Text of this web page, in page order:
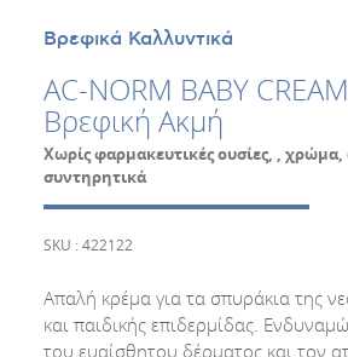
Βρεφικά Καλλυντικά
AC-NORM BABY
Βρεφική Ακμή
Χωρίς φαρμακευτικές ουσίες, ,
συντηρητικά
SKU : 422122
Απαλή κρέμα για τα σπυράκια της
και παιδικής επιδερμίδας.
του ευαίσθητου δέρματος και τον